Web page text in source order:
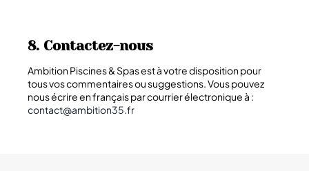
8. Contactez-nous
Ambition Piscines & Spas est à votre disposition pour
tous vos commentaires ou suggestions. Vous pouvez
nous écrire en français par courrier électronique à :
contact@ambition35.fr